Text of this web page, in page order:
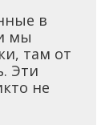
в
мы
там от
Эти
не